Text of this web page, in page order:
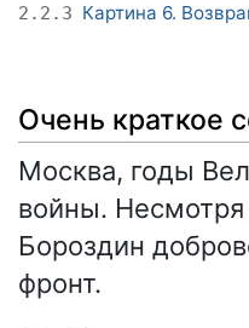
2.2.3 Картина 6.
Очень краткое
Москва, годы
войны.
Бороздин
фронт.